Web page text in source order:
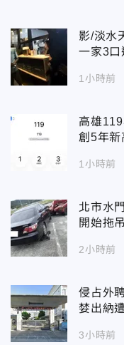
影/淡水
一家3口
1小時前
高雄
創5年新
1小時前
北市水
開始拖吊
2小時前
侵占外
婪出納
3小時前